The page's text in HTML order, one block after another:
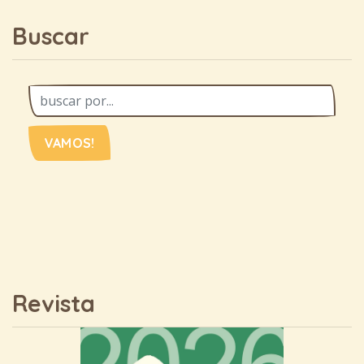
Buscar
VAMOS!
Revista